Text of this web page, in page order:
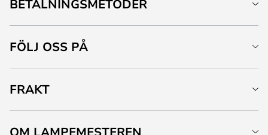
BETALNINGSMETODER
FÖLJ OSS PÅ
FRAKT
OM LAMPEMESTEREN